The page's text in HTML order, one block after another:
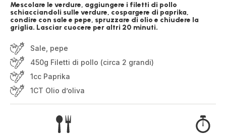
Mescolare le verdure, aggiungere i filetti di pollo
schiacciandoli sulle verdure, cospargere di paprika,
condire con sale e pepe, spruzzare di olio e chiudere la
griglia. Lasciar cuocere per altri 20 minuti.
Sale, pepe
450g Filetti di pollo (circa 2 grandi)
1cc Paprika
1CT Olio d’oliva